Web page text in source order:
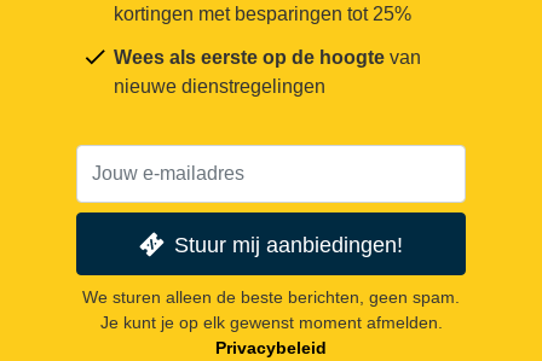
kortingen met besparingen tot 25%
Wees als eerste op de hoogte van
nieuwe dienstregelingen
Stuur mij aanbiedingen!
We sturen alleen de beste berichten, geen spam.
Je kunt je op elk gewenst moment afmelden.
Privacybeleid